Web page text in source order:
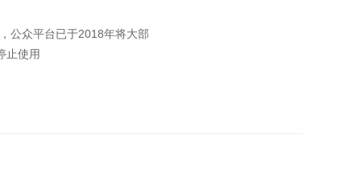
公众平台已于2018年将大部
止使用